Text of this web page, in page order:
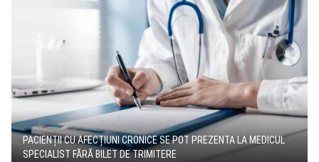
PACIENȚII CU AFECȚIUNI CRONICE SE POT PREZENTA LA MEDICUL
SPECIALIST FĂRĂ BILET DE TRIMITERE